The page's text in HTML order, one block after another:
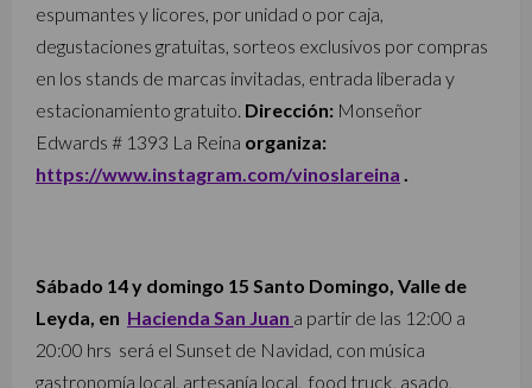
espumantes y licores, por unidad o por caja,
degustaciones gratuitas, sorteos exclusivos por compras
en los stands de marcas invitadas, entrada liberada y
estacionamiento gratuito. Dirección: Monseñor
Edwards # 1393 La Reina organiza:
https://www.instagram.com/vinoslareina
Sábado 14 y domingo 15 Santo Domingo, Valle de
Leyda, en Hacienda San Juan a partir de las 12:00 a
20:00 hrs será el Sunset de Navidad, con música
gastronomía local, artesanía local, food truck, asado,